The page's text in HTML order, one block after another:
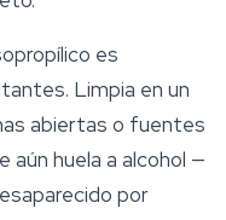
es
Limpia en un
abiertas o fuentes
aún huela a alcohol —
por